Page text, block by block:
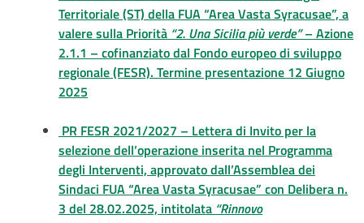
Territoriale (ST) della FUA “Area Vasta Syracusae”, a
valere sulla Priorità “2. Una Sicilia più verde”– Azione
2.1.1 – cofinanziato dal Fondo europeo di sviluppo
regionale (FESR). Termine presentazione 12 Giugno
2025
PR FESR 2021/2027 – Lettera di Invito per la
selezione dell’operazione inserita nel Programma
degli Interventi, approvato dall’Assemblea dei
Sindaci FUA “Area Vasta Syracusae” con Delibera n.
3 del 28.02.2025, intitolata “Rinnovo